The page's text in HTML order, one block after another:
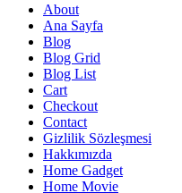
About
Ana Sayfa
Blog
Blog Grid
Blog List
Cart
Checkout
Contact
Gizlilik Sözleşmesi
Hakkımızda
Home Gadget
Home Movie